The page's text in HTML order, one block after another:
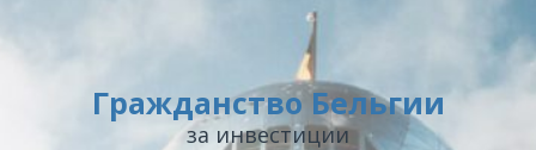
Гражданство Бельгии
за инвестиции